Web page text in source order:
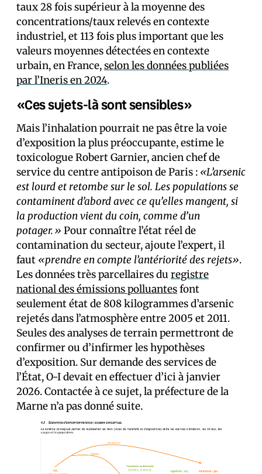
taux 28 fois supérieur à la moyenne des
concentrations/taux relevés en contexte
industriel, et 113 fois plus important que les
valeurs moyennes détectées en contexte
urbain, en France,selon les données publiées
par l’Ineris en 2024.
«Ces sujets-là sont sensibles»
Mais l’inhalation pourrait ne pas être la voie
d’exposition la plus préoccupante, estime le
toxicologue Robert Garnier, ancien chef de
service du centre antipoison de Paris : «L’arsenic
est lourd et retombe sur le sol. Les populations se
contaminent d’abord avec ce qu’elles mangent, si
la production vient du coin, comme d’un
potager.» Pour connaître l’état réel de
contamination du secteur, ajoute l’expert, il
faut «prendre en compte l’antériorité des rejets».
Les données très parcellaires du registre
national des émissions polluantesfont
seulement état de 808 kilogrammes d’arsenic
rejetés dans l’atmosphère entre 2005 et 2011.
Seules des analyses de terrain permettront de
confirmer ou d’infirmer les hypothèses
d’exposition. Sur demande des services de
l’État, O-I devait en effectuer d’ici à janvier
2026. Contactée à ce sujet, la préfecture de la
Marne n’a pas donné suite.